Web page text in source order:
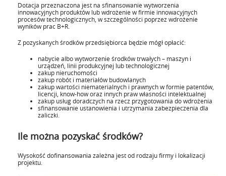
Dotacja przeznaczona jest na sfinansowanie wytworzenia
innowacyjnych produktów lub wdrożenie w firmie innowacyjnych
procesów technologicznych, w szczególności poprzez wdrożenie
wyników prac B+R.
Z pozyskanych środków przedsiębiorca będzie mógł opłacić:
nabycie albo wytworzenie środków trwałych – maszyn i
urządzeń, linii produkcyjnej lub technologicznej
zakup nieruchomości
zakup robót i materiałów budowlanych
zakup wartości niematerialnych i prawnych w formie patentów,
licencji, know-how oraz innych praw własności intelektualnej
zakup usług doradczych na rzecz przygotowania do wdrożenia
sfinansowanie ustanowienia i utrzymania zabezpieczenia dla
zaliczki.
Ile można pozyskać środków?
Wysokość dofinansowania zależna jest od rodzaju firmy i lokalizacji
projektu.